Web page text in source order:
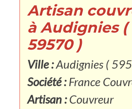
Artisan
à Audignies (
59570 )
Ville :Audignies (
Société :France
Artisan :Couvreur